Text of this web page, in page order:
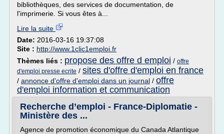
bibliothèques, des services de documentation, de
l'imprimerie. Si vous êtes à...
Lire la suite
Date: 2016-03-16 19:37:08
Site : http://www.1clic1emploi.fr
Thèmes liés : propose des offre d emploi / offre
d'emploi presse ecrite / sites d'offre d'emploi en france
/ annonce d'offre d'emploi dans un journal / offre
d'emploi information et communication
Recherche d’emploi - France-Diplomatie -
Ministère des ...
Agence de promotion économique du Canada Atlantique